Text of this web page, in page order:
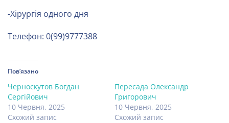
-Хірургія одного дня
Телефон: 0(99)9777388
Пов’язано
Черноскутов Богдан
Сергійович
10 Червня, 2025
Схожий запис
Пересада Олександр
Григорович
10 Червня, 2025
Схожий запис